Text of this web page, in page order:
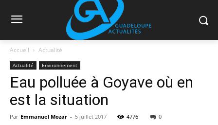
Accueil Actualité
Actualité Environnement
Eau polluée à Goyave où en
est la situation
Par Emmanuel Mozar - 5 juillet 2017 4776 0